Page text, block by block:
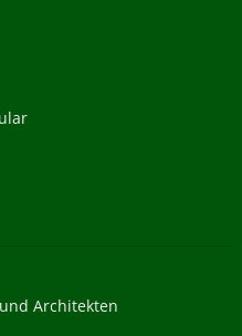
Architekten